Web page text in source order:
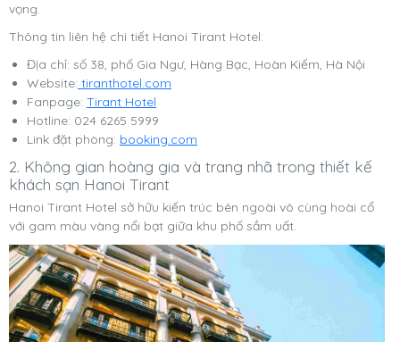
vọng.
Thông tin liên hệ chi tiết Hanoi Tirant Hotel:
Địa chỉ: số 38, phố Gia Ngư, Hàng Bạc, Hoàn Kiếm, Hà Nội
Website: tiranthotel.com
Fanpage: Tirant Hotel
Hotline: 024 6265 5999
Link đặt phòng: booking.com
2. Không gian hoàng gia và trang nhã trong thiết kế
khách sạn Hanoi Tirant
Hanoi Tirant Hotel sở hữu kiến trúc bên ngoài vô cùng hoài cổ
với gam màu vàng nổi bạt giữa khu phố sầm uất.